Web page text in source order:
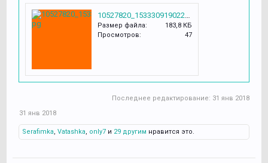
10527820_1533309190223500_32039176149020464_n.jpg
Размер файла:
183,8 КБ
Просмотров:
47
Последнее редактирование: 31 янв 2018
31 янв 2018
Serafimka, Vatashka, only7 и 29 другим нравится это.